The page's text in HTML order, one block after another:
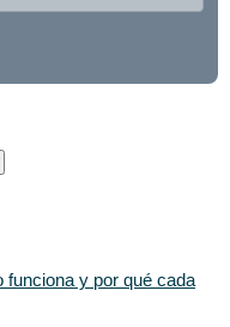
funciona y por qué cada